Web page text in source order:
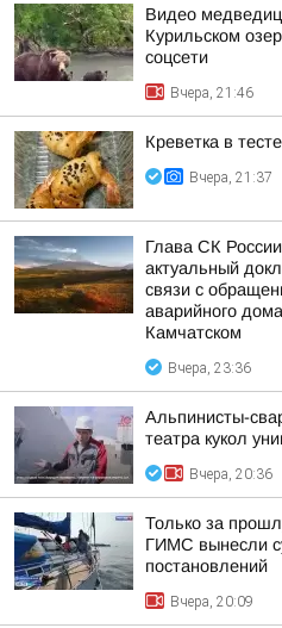
Видео
Курильском
соцсети
Вчера, 21:46
Креветка в
Вчера, 21:37
Глава СК
актуальный
связи с
аварийного
Камчатском
Вчера, 23:36
Альпинисты-
театра кукол
Вчера, 20:36
Только за
ГИМС вынесли
постановлений
Вчера, 20:09